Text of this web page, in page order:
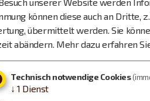
können diese auch an Dritte,
übermittelt werden. Sie
abändern. Mehr dazu erfahren
Technisch notwendige Cookies
↓ 1 Dienst